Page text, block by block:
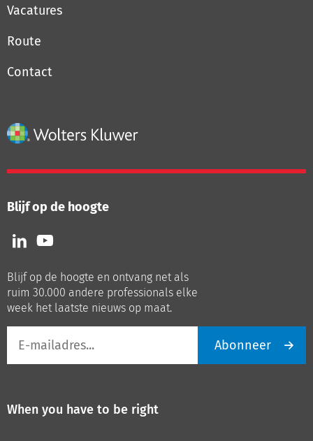
Vacatures
Route
Contact
Blijf op de hoogte
Volg
ons
LinkedIn
Volg
ons
Youtube
Blijf op de hoogte en ontvang net als
ruim 30.000 andere professionals elke
week het laatste nieuws op maat.
mailadres
Abonneer
When you have to be right